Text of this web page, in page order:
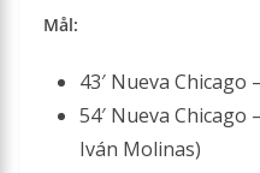
Mål:
43′ Nueva
54′ Nueva Chicago –
Iván Molinas)